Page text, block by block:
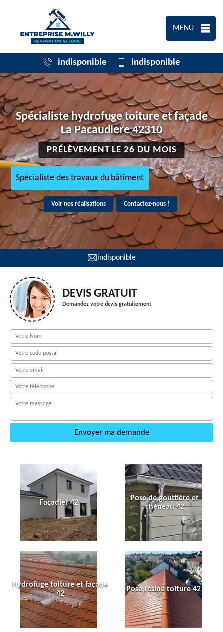
MENU
indisponible indisponible
Spécialiste hydrofuge toiture et façade
La Pacaudiere 42310
PRÉLÈVEMENT LE 26 DU MOIS
Spécialiste des travaux du bâtiment
Voir nos réalisations Contactez-nous !
indisponible
DEVIS GRATUIT
Demandez votre devis gratuitement
Façadier 42
Pose de gouttière et
chéneau 42
Hydrofuge toiture et façade
42
Pose résine toiture 42